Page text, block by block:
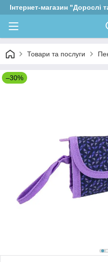
Інтернет-магазин "Дорослі
Товари та послуги
–30%